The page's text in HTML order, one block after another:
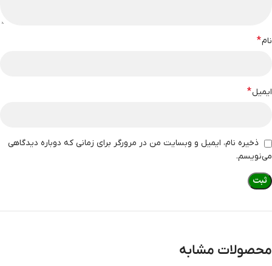
نام*
ایمیل*
ذخیره نام، ایمیل و وبسایت من در مرورگر برای زمانی که دوباره دیدگاهی
می‌نویسم.
محصولات مشابه